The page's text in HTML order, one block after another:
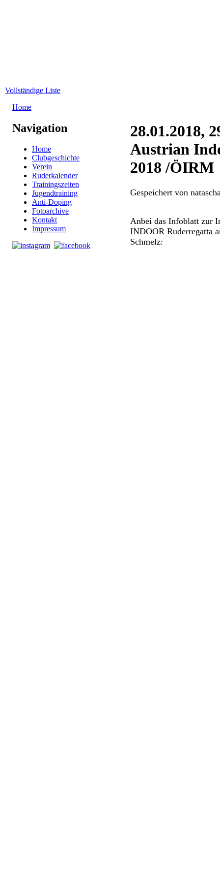
Vollständige Liste
Home
Navigation
Home
Clubgeschichte
Verein
Ruderkalender
Trainingszeiten
Jugendtraining
Anti-Doping
Fotoarchive
Kontakt
Impressum
28.01.2018,
Austrian
2018 /ÖIRM
Gespeichert von
Anbei das Infoblatt zur
INDOOR Ruderregatta
Schmelz: